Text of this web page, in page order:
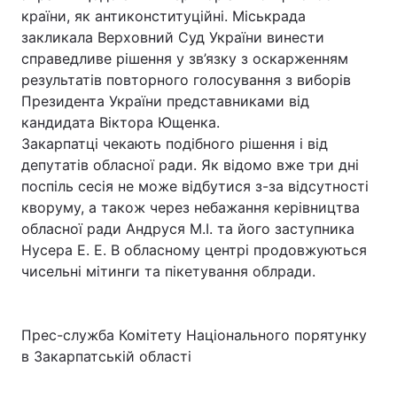
країни, як антиконституційні. Міськрада
закликала Верховний Суд України винести
справедливе рішення у зв’язку з оскарженням
результатів повторного голосування з виборів
Президента України представниками від
кандидата Віктора Ющенка.
Закарпатці чекають подібного рішення і від
депутатів обласної ради. Як відомо вже три дні
поспіль сесія не може відбутися з-за відсутності
кворуму, а також через небажання керівництва
обласної ради Андруся М.І. та його заступника
Нусера Е. Е. В обласному центрі продовжуються
чисельні мітинги та пікетування облради.
Прес-служба Комітету Національного порятунку
в Закарпатській області